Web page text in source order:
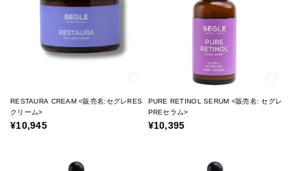
RESTAURA CREAM <販売名:セグレRES
クリーム>
¥10,945
PURE RETINOL SERUM <販売名: セグレ
PREセラム>
¥10,395